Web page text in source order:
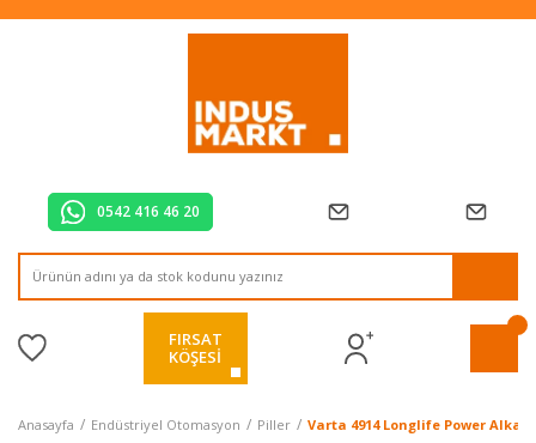
Tüm Alışverişlerde Vade Farksız 2 Taksit!
0542 416 46 20
FIRSAT
KÖŞESİ
Anasayfa Endüstriyel Otomasyon Piller Varta 4914 Longlife Power